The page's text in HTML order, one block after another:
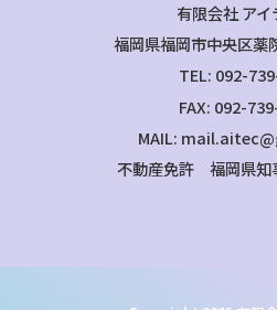
有限会社 アイ
福岡県福岡市中央区薬
TEL: 092-
FAX: 092-
MAIL:
不動産免許 福岡県知